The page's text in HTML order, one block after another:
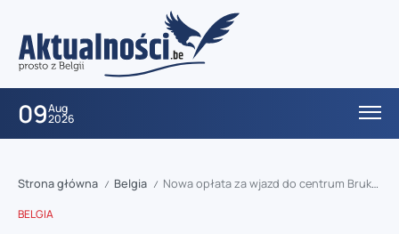
09Aug
2026
Strona główna / Belgia / Nowa opłata za wjazd do centrum Brukseli w godzinach szczytu? Kontrowersyjna propozycja negocjatorów
BELGIA